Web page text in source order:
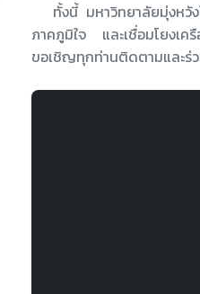
ทั้งนี้ มหาวิทยาลัยมุ่งหวัง
ภาคภูมิใจ และเชื่อมโยงเค
ขอเชิญทุกท่านติดตามและร่